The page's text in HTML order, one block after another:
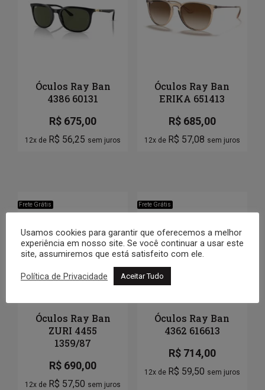
Óculos Ray Ban
4386 60131
R$ 675,00
12x de R$ 56,25 sem juros
Óculos Ray Ban
ERIKA 651413
R$685,00
12x de R$ 57,08 sem juros
Frete Grátis
Óculos Ray Ban
ZURI 4455
1359/87
R$ 690,00
12x de R$ 57,50 sem juros
Frete Grátis
Óculos Ray Ban
4362 616613
R$714,00
12x de R$ 59,50 sem juros
Usamos cookies para garantir que oferecemos a melhor
experiência em nosso site. Se você continuar a usar este
site, assumiremos que está satisfeito com ele.
Política de Privacidade Aceitar Tudo